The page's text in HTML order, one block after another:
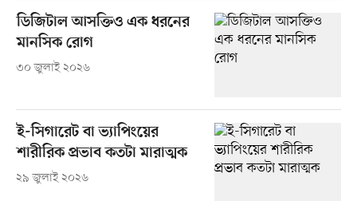
ডিজিটাল আসক্তিও এক ধরনের
মানসিক রোগ
৩০ জুলাই ২০২৬
ই-সিগারেট বা ভ্যাপিংয়ের
শারীরিক প্রভাব কতটা মারাত্মক
২৯ জুলাই ২০২৬